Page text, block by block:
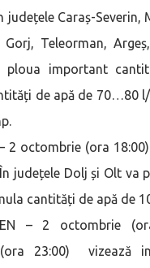
Caraș-Severin,
Gorj, Teleorman,
ploua important
de apă de 70…80
– 2 octombrie (ora
județele Dolj și Olt va
cantități de apă de
– 2 octombrie
23:00) vizează